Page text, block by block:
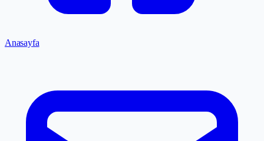
Anasayfa